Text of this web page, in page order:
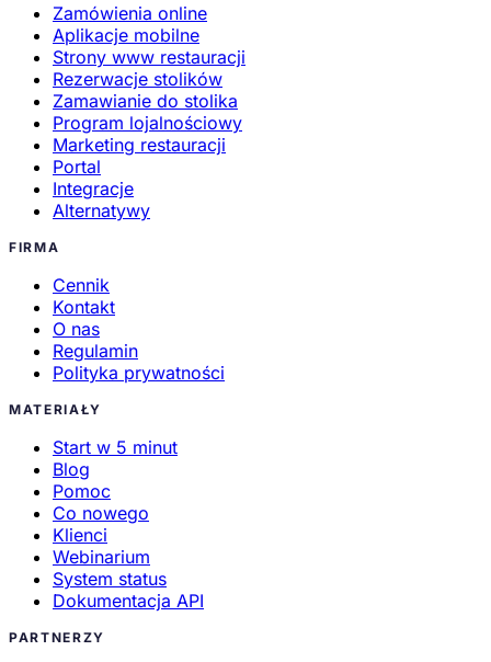
Zamówienia online
Aplikacje mobilne
Strony www restauracji
Rezerwacje stolików
Zamawianie do stolika
Program lojalnościowy
Marketing restauracji
Portal
Integracje
Alternatywy
FIRMA
Cennik
Kontakt
O nas
Regulamin
Polityka prywatności
MATERIAŁY
Start w 5 minut
Blog
Pomoc
Co nowego
Klienci
Webinarium
System status
Dokumentacja API
PARTNERZY